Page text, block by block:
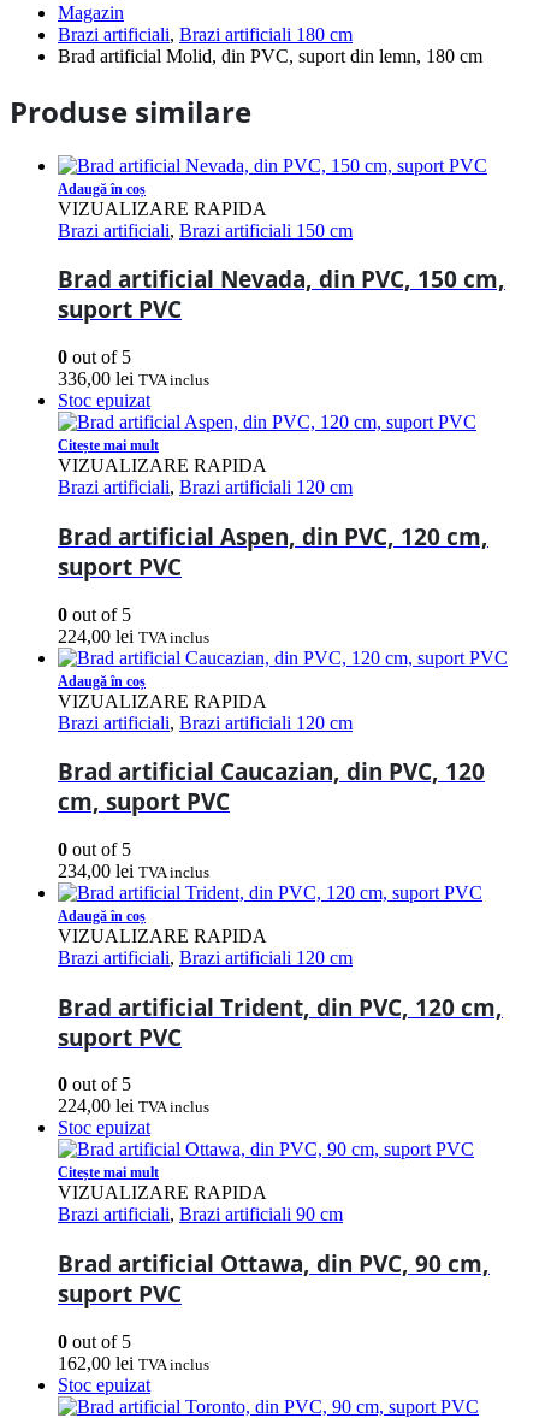
Magazin
Brazi artificiali, Brazi artificiali 180 cm
Brad artificial Molid, din PVC, suport din lemn, 180 cm
Produse similare
Adaugă în coș
VIZUALIZARE RAPIDA
Brazi artificiali, Brazi artificiali 150 cm
Brad artificial Nevada, din PVC, 150 cm,
suport PVC
0 out of 5
336,00 lei TVA inclus
Stoc epuizat
Citește mai mult
VIZUALIZARE RAPIDA
Brazi artificiali, Brazi artificiali 120 cm
Brad artificial Aspen, din PVC, 120 cm,
suport PVC
0 out of 5
224,00 lei TVA inclus
Adaugă în coș
VIZUALIZARE RAPIDA
Brazi artificiali, Brazi artificiali 120 cm
Brad artificial Caucazian, din PVC, 120
cm, suport PVC
0 out of 5
234,00 lei TVA inclus
Adaugă în coș
VIZUALIZARE RAPIDA
Brazi artificiali, Brazi artificiali 120 cm
Brad artificial Trident, din PVC, 120 cm,
suport PVC
0 out of 5
224,00 lei TVA inclus
Stoc epuizat
Citește mai mult
VIZUALIZARE RAPIDA
Brazi artificiali, Brazi artificiali 90 cm
Brad artificial Ottawa, din PVC, 90 cm,
suport PVC
0 out of 5
162,00 lei TVA inclus
Stoc epuizat